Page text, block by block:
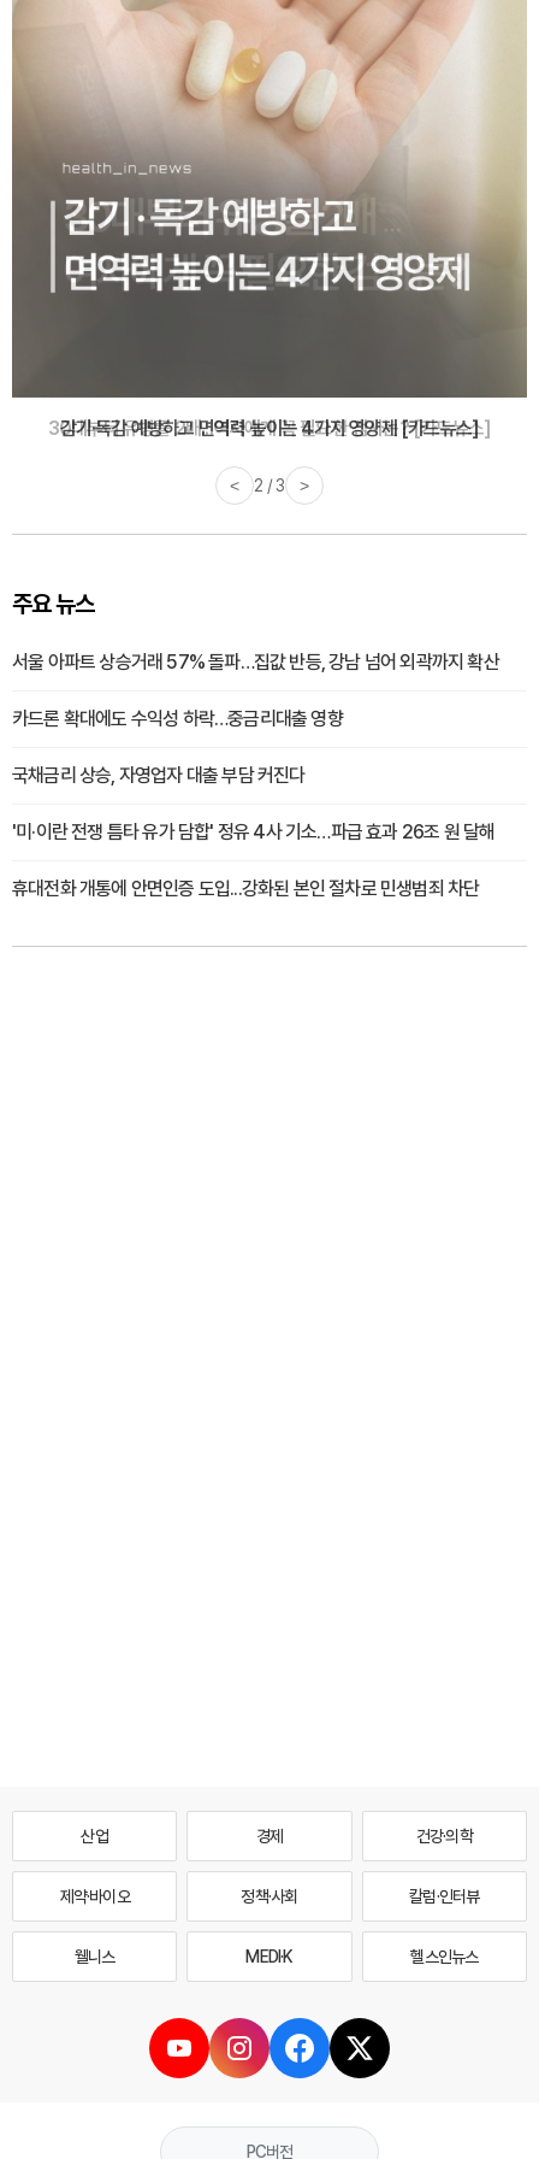
감기·독감 예방하고 면역력 높이는 4가지 영양제 [카드뉴스]
< 3 / 3 >
주요 뉴스
서울 아파트 상승거래 57% 돌파…집값 반등, 강남 넘어 외곽까지 확산
카드론 확대에도 수익성 하락…중금리대출 영향
국채금리 상승, 자영업자 대출 부담 커진다
'미·이란 전쟁 틈타 유가 담합' 정유 4사 기소…파급 효과 26조 원 달해
휴대전화 개통에 안면인증 도입...강화된 본인 절차로 민생범죄 차단
산업 경제 건강·의학
제약·바이오 정책·사회 칼럼·인터뷰
웰니스 MEDI·K 헬스인뉴스
PC버전